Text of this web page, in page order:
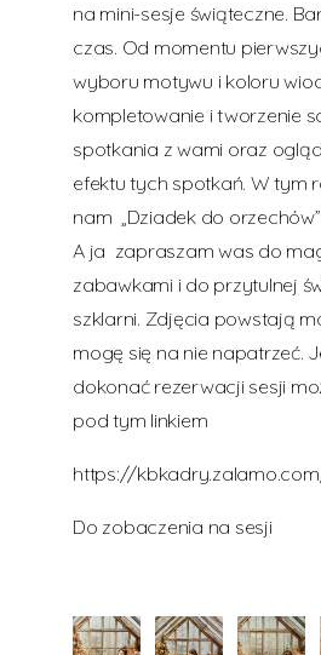
na mini-sesje świąteczne.
czas. Od momentu
wyboru motywu i koloru
kompletowanie i tworzenie
spotkania z wami oraz
efektu tych spotkań. W tym
nam „Dziadek do
A ja zapraszam was do
zabawkami i do przytulnej
szklarni. Zdjęcia powstają
mogę się na nie napatrzeć.
dokonać rezerwacji sesji
pod tym linkiem
https://
Do zobaczenia na sesji